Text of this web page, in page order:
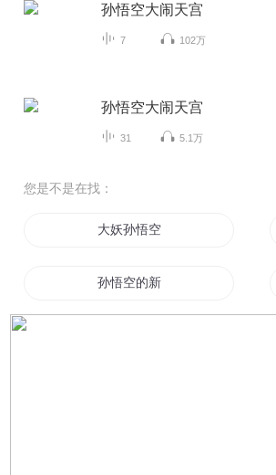
孙悟空大闹天宫
7 102万
孙悟空大闹天宫
31 5.1万
您是不是在找：
大妖孙悟空
孙悟空的新传说